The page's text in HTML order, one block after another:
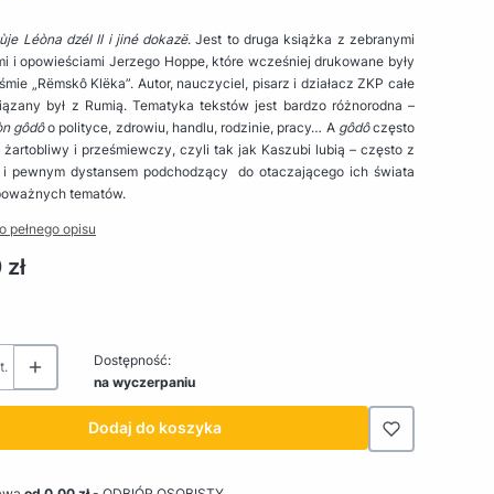
Léòna dzél II i jiné dokazë. Jest to druga książka z zebranymi
i opowieściami Jerzego Hoppe, które wcześniej drukowane były
„Rëmskô Klëka”. Autor, nauczyciel, pisarz i działacz ZKP całe
był z Rumią. Tematyka tekstów jest bardzo różnorodna –
gôdôo polityce, zdrowiu, handlu, rodzinie, pracy… A gôdôczęsto
żartobliwy i prześmiewczy, czyli tak jak Kaszubi lubią – często z
i pewnym dystansem podchodzący do otaczającego ich świata
tematów.
pełnego opisu
Dostępność:
na wyczerpaniu
Dodaj do koszyka